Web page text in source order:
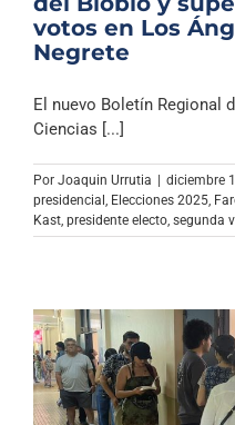
votos en Los
Negrete
El nuevo Boletín Regional
Ciencias [...]
Por Joaquin Urrutia diciembre
presidencial , Elecciones 2025,
Kast, presidente electo, segunda